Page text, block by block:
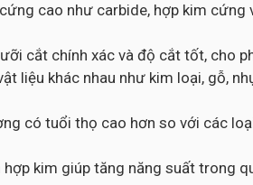
cao như carbide, hợp kim
cắt chính xác và độ cắt tốt, cho
liệu khác nhau như kim loại, gỗ,
có tuổi thọ cao hơn so với các
kim giúp tăng năng suất trong